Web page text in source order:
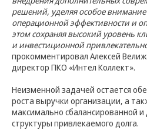
решений, уделяя особое
операционной эффективности и
этом сохраняя высокий уровень
и инвестиционной
прокомментировал Алексей
директор ПКО «Интел Коллект».
Неизменной задачей остается
роста выручки организации, а
максимально сбалансированной
структуры привлекаемого долга.